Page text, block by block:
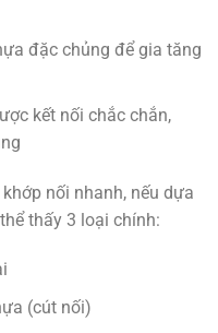
đặc chủng để gia tăng
kết nối chắc chắn,
nối nhanh, nếu dựa
thấy 3 loại chính:
(cút nối)